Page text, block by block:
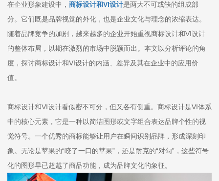
在企业形象建设中， 商标设计和VI设计是两大不可或缺的组成部
分。它们既是品牌视觉的外化，也是企业文化与理念的浓缩表达。
随着品牌竞争的加剧，越来越多的企业开始重视商标设计和VI设计
的整体布局，以期在激烈的市场中脱颖而出。本文以分析评论的角
度，探讨商标设计和VI设计的内涵、差异及其在企业中的应用价
值。
商标设计和VI设计看似密不可分，但又各有侧重。商标设计是VI体系
中的核心元素，它是一种以简洁图形或文字组合表达品牌个性的视
觉符号。一个优秀的商标能够让用户在瞬间识别品牌，形成深刻印
象。无论是苹果的“咬了一口的苹果”，还是耐克的“对勾”，这些符号
化的图形早已超越了商品功能，成为品牌文化的象征。